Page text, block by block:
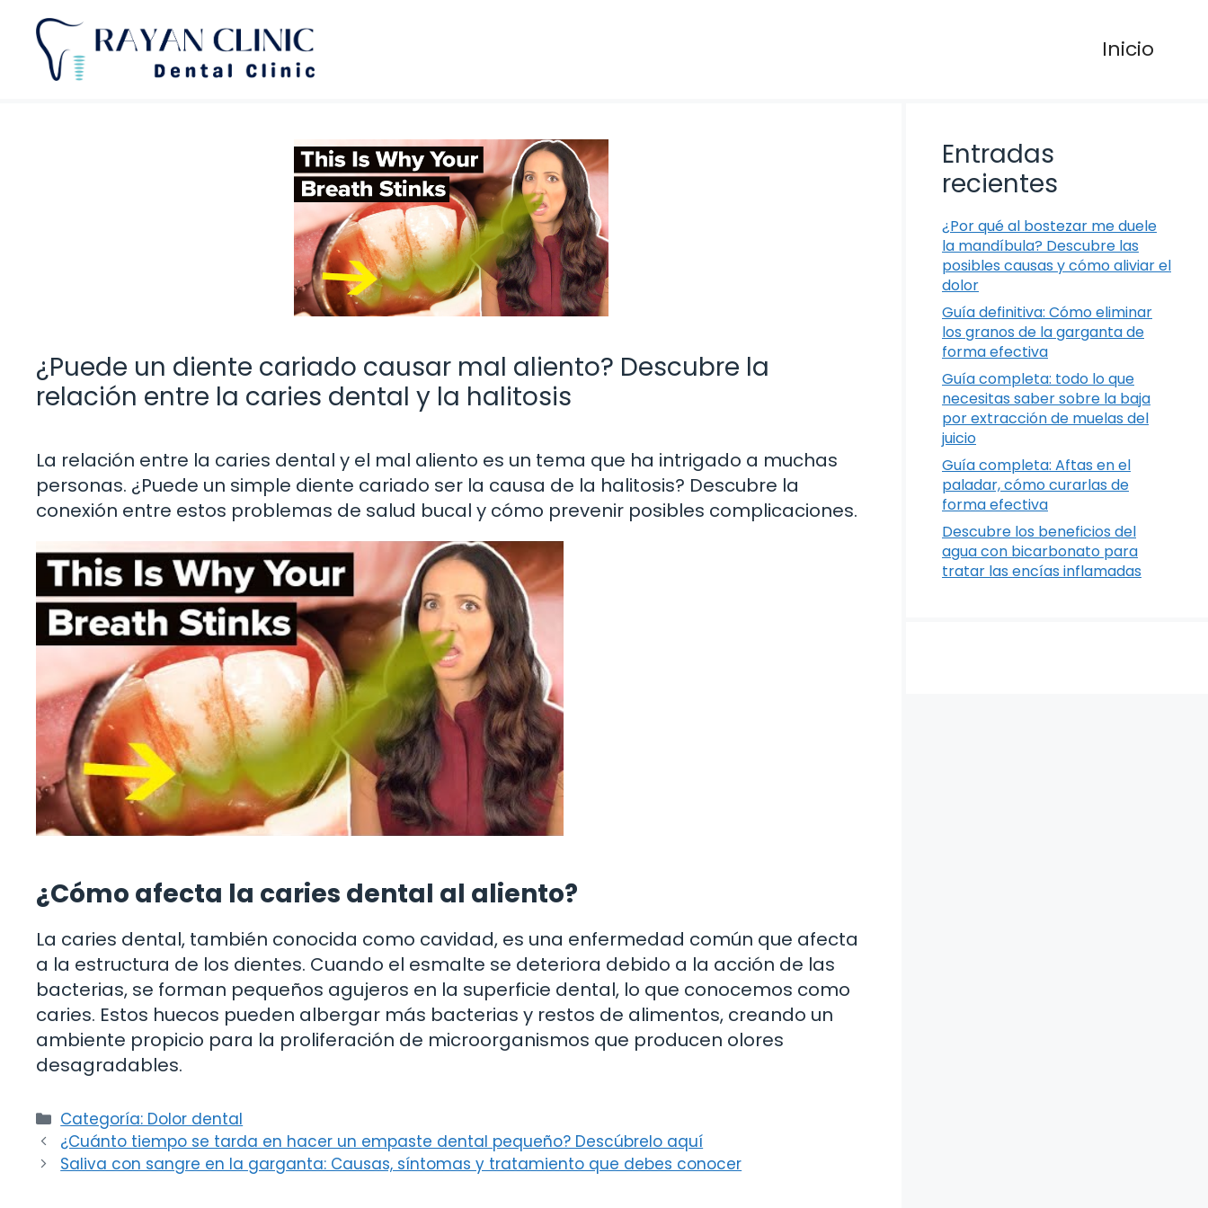
Saltar
contenido
Inicio
¿Puede un diente cariado causar mal aliento? Descubre la
relación entre la caries dental y la halitosis
La relación entre la caries dental y el mal aliento es un tema que ha intrigado a muchas
personas. ¿Puede un simple diente cariado ser la causa de la halitosis? Descubre la
conexión entre estos problemas de salud bucal y cómo prevenir posibles complicaciones.
¿Cómo afecta la caries dental al aliento?
La caries dental, también conocida como cavidad, es una enfermedad común que afecta
a la estructura de los dientes. Cuando el esmalte se deteriora debido a la acción de las
bacterias, se forman pequeños agujeros en la superficie dental, lo que conocemos como
caries. Estos huecos pueden albergar más bacterias y restos de alimentos, creando un
ambiente propicio para la proliferación de microorganismos que producen olores
desagradables.
Categorías
Categoría: Dolor dental
¿Cuánto tiempo se tarda en hacer un empaste dental pequeño? Descúbrelo aquí
Saliva con sangre en la garganta: Causas, síntomas y tratamiento que debes conocer
Entradas
recientes
¿Por qué al bostezar me duele
la mandíbula? Descubre las
posibles causas y cómo aliviar el
dolor
Guía definitiva: Cómo eliminar
los granos de la garganta de
forma efectiva
Guía completa: todo lo que
necesitas saber sobre la baja
por extracción de muelas del
juicio
Guía completa: Aftas en el
paladar, cómo curarlas de
forma efectiva
Descubre los beneficios del
agua con bicarbonato para
tratar las encías inflamadas